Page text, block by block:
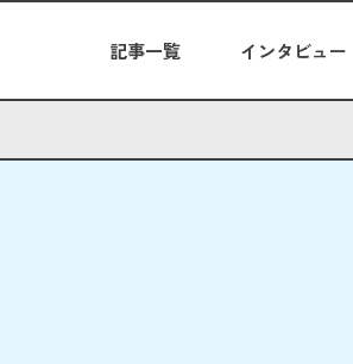
記事一覧 インタビュー